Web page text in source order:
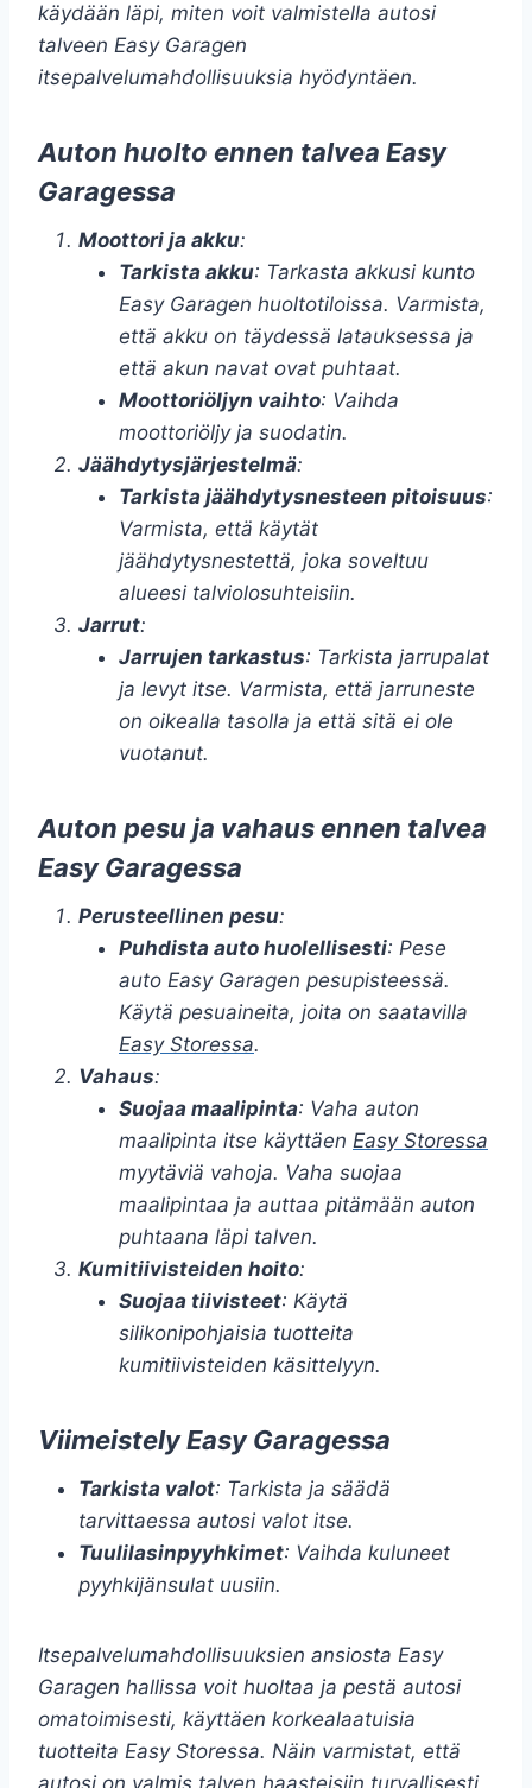
käydään läpi, miten voit valmistella autosi
talveen Easy Garagen
itsepalvelumahdollisuuksia hyödyntäen.
Auton huolto ennen talvea Easy
Garagessa
Moottori ja akku:
Tarkista akku: Tarkasta akkusi kunto
Easy Garagen huoltotiloissa. Varmista,
että akku on täydessä latauksessa ja
että akun navat ovat puhtaat.
Moottoriöljyn vaihto: Vaihda
moottoriöljy ja suodatin.
Jäähdytysjärjestelmä:
Tarkista jäähdytysnesteen pitoisuus:
Varmista, että käytät
jäähdytysnestettä, joka soveltuu
alueesi talviolosuhteisiin.
Jarrut:
Jarrujen tarkastus: Tarkista jarrupalat
ja levyt itse. Varmista, että jarruneste
on oikealla tasolla ja että sitä ei ole
vuotanut.
Auton pesu ja vahaus ennen talvea
Easy Garagessa
Perusteellinen pesu:
Puhdista auto huolellisesti: Pese
auto Easy Garagen pesupisteessä.
Käytä pesuaineita, joita on saatavilla
Easy Storessa.
Vahaus:
Suojaa maalipinta: Vaha auton
maalipinta itse käyttäen Easy Storessa
myytäviä vahoja. Vaha suojaa
maalipintaa ja auttaa pitämään auton
puhtaana läpi talven.
Kumitiivisteiden hoito:
Suojaa tiivisteet: Käytä
silikonipohjaisia tuotteita
kumitiivisteiden käsittelyyn.
Viimeistely Easy Garagessa
Tarkista valot: Tarkista ja säädä
tarvittaessa autosi valot itse.
Tuulilasinpyyhkimet: Vaihda kuluneet
pyyhkijänsulat uusiin.
Itsepalvelumahdollisuuksien ansiosta Easy
Garagen hallissa voit huoltaa ja pestä autosi
omatoimisesti, käyttäen korkealaatuisia
tuotteita Easy Storessa. Näin varmistat, että